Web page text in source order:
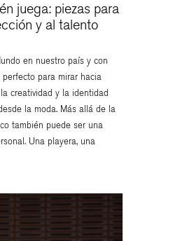
juega: piezas para
y al talento
en nuestro país y con
para mirar hacia
creatividad y la identidad
la moda. Más allá de la
también puede ser una
Una playera, una